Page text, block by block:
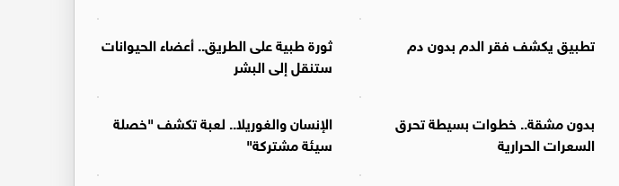
تطبيق يكشف فقر الدم بدون دم
ثورة طبية على الطريق.. أعضاء الحيوانات
ستنقل إلى البشر
بدون مشقة.. خطوات بسيطة تحرق
السعرات الحرارية
الإنسان والغوريلا.. لعبة تكشف "خصلة
سيئة مشتركة"